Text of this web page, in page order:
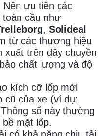
Nên ưu tiên các
cầu như
, Solideal
từ các thương hiệu
trên dây chuyền
chất lượng và độ
kích cỡ lốp mới
cũ của xe (ví dụ:
số này thường
mặt lốp.